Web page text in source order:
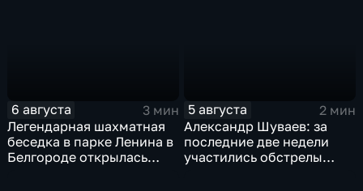
6 августа
3 мин
Легендарная шахматная
беседка в парке Ленина в
Белгороде открылась
5 августа
2 мин
Александр Шуваев: за
последние две недели
участились обстрелы